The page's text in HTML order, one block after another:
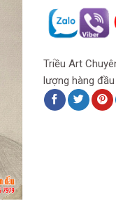
Triều Art
lượng hàng